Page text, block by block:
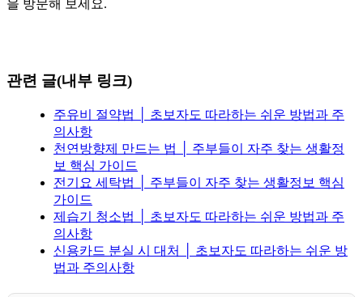
을 방문해 보세요.
관련 글(내부 링크)
주유비 절약법 │ 초보자도 따라하는 쉬운 방법과 주
의사항
천연방향제 만드는 법 │ 주부들이 자주 찾는 생활정
보 핵심 가이드
전기요 세탁법 │ 주부들이 자주 찾는 생활정보 핵심
가이드
제습기 청소법 │ 초보자도 따라하는 쉬운 방법과 주
의사항
신용카드 분실 시 대처 │ 초보자도 따라하는 쉬운 방
법과 주의사항